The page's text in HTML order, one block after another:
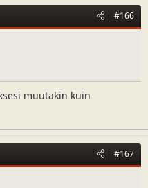
#166
muutakin kuin
#167